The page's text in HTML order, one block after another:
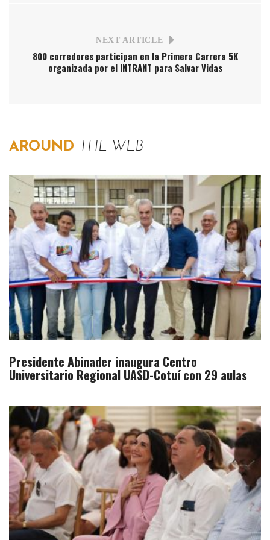
NEXT ARTICLE
800 corredores participan en la Primera Carrera 5K
organizada por el INTRANT para Salvar Vidas
AROUND THE WEB
Presidente Abinader inaugura Centro
Universitario Regional UASD-Cotuí con 29 aulas